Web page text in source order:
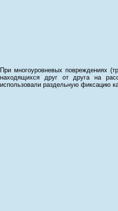
При многоуровневых повреждениях
находящихся друг от друга на
использовали раздельную фиксацию